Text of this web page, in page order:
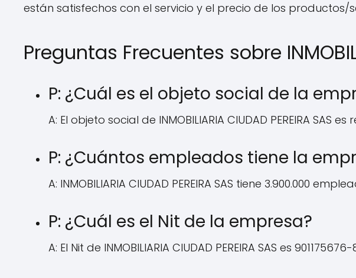
están satisfechos con el servicio y el precio de los productos/
Preguntas Frecuentes sobre
P: ¿Cuál es el objeto social de la
A: El objeto social de INMOBILIARIA CIUDAD PEREIRA
P: ¿Cuántos empleados tiene la
A: INMOBILIARIA CIUDAD PEREIRA SAS tiene 3.900.000
P: ¿Cuál es el Nit de la empresa?
A: El Nit de INMOBILIARIA CIUDAD PEREIRA SAS es 901175676-